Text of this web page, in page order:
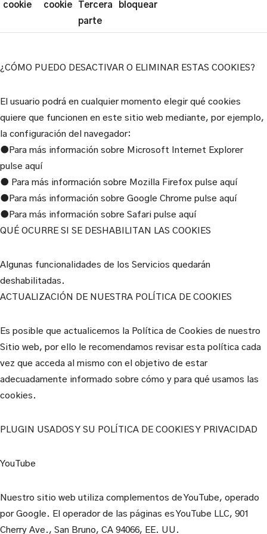
cookie
cookie
Tercera
parte
bloquear
¿CÓMO PUEDO DESACTIVAR O ELIMINAR ESTAS COOKIES?
El usuario podrá en cualquier momento elegir qué cookies
quiere que funcionen en este sitio web mediante, por ejemplo,
la configuración del navegador:
●Para más información sobre Microsoft Internet Explorer
pulse aquí
● Para más información sobre Mozilla Firefox pulse aquí
●Para más información sobre Google Chrome pulse aquí
●Para más información sobre Safari pulse aquí
QUÉ OCURRE SI SE DESHABILITAN LAS COOKIES
Algunas funcionalidades de los Servicios quedarán
deshabilitadas.
ACTUALIZACIÓN DE NUESTRA POLÍTICA DE COOKIES
Es posible que actualicemos la Política de Cookies de nuestro
Sitio web, por ello le recomendamos revisar esta política cada
vez que acceda al mismo con el objetivo de estar
adecuadamente informado sobre cómo y para qué usamos las
cookies.
PLUGIN USADOS Y SU POLÍTICA DE COOKIES Y PRIVACIDAD
YouTube
Nuestro sitio web utiliza complementos de YouTube, operado
por Google. El operador de las páginas es YouTube LLC, 901
Cherry Ave., San Bruno, CA 94066, EE. UU.